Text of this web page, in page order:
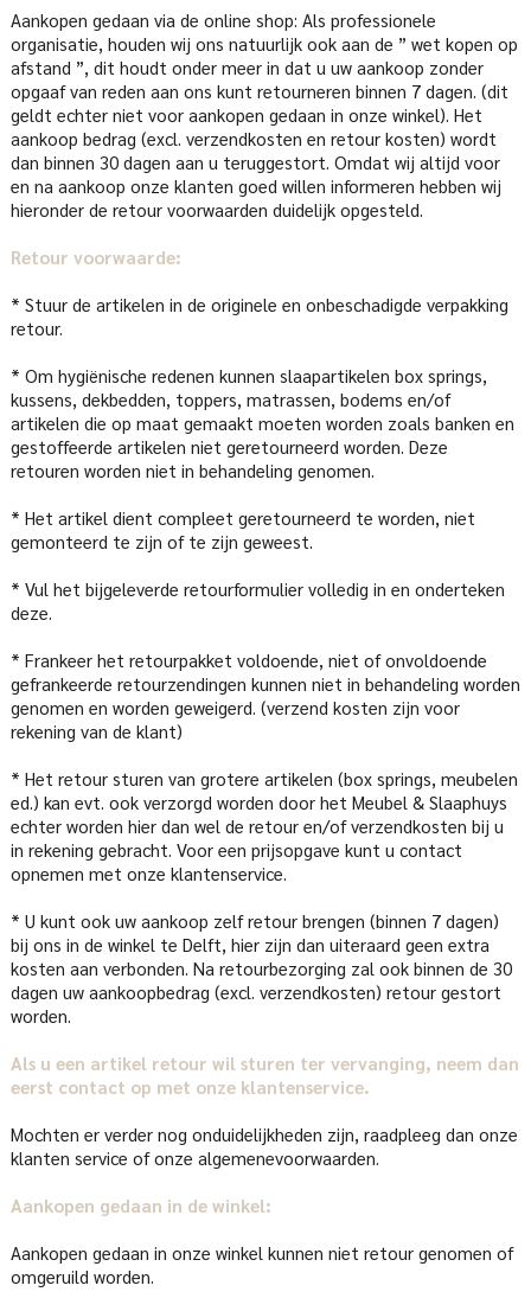
Aankopen gedaan via de online shop: Als professionele
organisatie, houden wij ons natuurlijk ook aan de ” wet kopen op
afstand ”, dit houdt onder meer in dat u uw aankoop zonder
opgaaf van reden aan ons kunt retourneren binnen 7 dagen. (dit
geldt echter niet voor aankopen gedaan in onze winkel). Het
aankoop bedrag (excl. verzendkosten en retour kosten) wordt
dan binnen 30 dagen aan u teruggestort. Omdat wij altijd voor
en na aankoop onze klanten goed willen informeren hebben wij
hieronder de retour voorwaarden duidelijk opgesteld.
Retour voorwaarde:
* Stuur de artikelen in de originele en onbeschadigde verpakking
retour.
* Om hygiënische redenen kunnen slaapartikelen box springs,
kussens, dekbedden, toppers, matrassen, bodems en/of
artikelen die op maat gemaakt moeten worden zoals banken en
gestoffeerde artikelen niet geretourneerd worden. Deze
retouren worden niet in behandeling genomen.
* Het artikel dient compleet geretourneerd te worden, niet
gemonteerd te zijn of te zijn geweest.
* Vul het bijgeleverde retourformulier volledig in en onderteken
deze.
* Frankeer het retourpakket voldoende, niet of onvoldoende
gefrankeerde retourzendingen kunnen niet in behandeling worden
genomen en worden geweigerd. (verzend kosten zijn voor
rekening van de klant)
* Het retour sturen van grotere artikelen (box springs, meubelen
ed.) kan evt. ook verzorgd worden door het Meubel & Slaaphuys
echter worden hier dan wel de retour en/of verzendkosten bij u
in rekening gebracht. Voor een prijsopgave kunt u contact
opnemen met onze klantenservice.
* U kunt ook uw aankoop zelf retour brengen (binnen 7 dagen)
bij ons in de winkel te Delft, hier zijn dan uiteraard geen extra
kosten aan verbonden. Na retourbezorging zal ook binnen de 30
dagen uw aankoopbedrag (excl. verzendkosten) retour gestort
worden.
Als u een artikel retour wil sturen ter vervanging, neem dan
eerst contact op met onze klantenservice.
Mochten er verder nog onduidelijkheden zijn, raadpleeg dan onze
klanten service of onze algemenevoorwaarden.
Aankopen gedaan in de winkel:
Aankopen gedaan in onze winkel kunnen niet retour genomen of
omgeruild worden.